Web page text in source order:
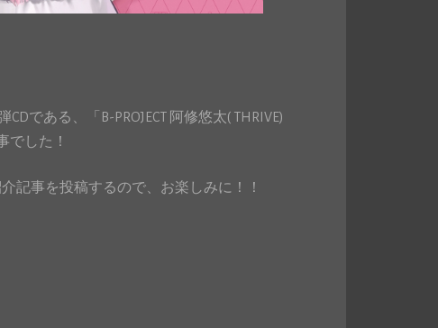
である、「B-PROJECT 阿修悠太( THRIVE)
でした！
記事を投稿するので、お楽しみに！！